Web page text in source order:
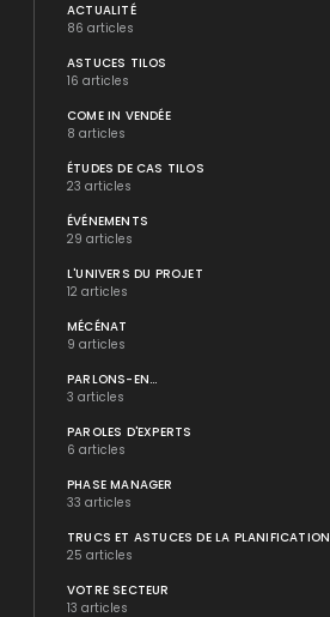
ACTUALITÉ
86 articles
ASTUCES TILOS
16 articles
COME IN VENDÉE
8 articles
ÉTUDES DE CAS TILOS
23 articles
ÉVÉNEMENTS
29 articles
L'UNIVERS DU PROJET
12 articles
MÉCÉNAT
9 articles
PARLONS-EN...
3 articles
PAROLES D'EXPERTS
6 articles
PHASE MANAGER
33 articles
TRUCS ET ASTUCES DE LA PLANIFICATION
25 articles
VOTRE SECTEUR
13 articles